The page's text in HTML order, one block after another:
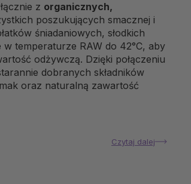
z organicznych,
poszukujących smacznej i
śniadaniowych, słodkich
temperaturze RAW do 42°C, aby
odżywczą. Dzięki połączeniu
dobranych składników
oraz naturalną zawartość
Czytaj dalej